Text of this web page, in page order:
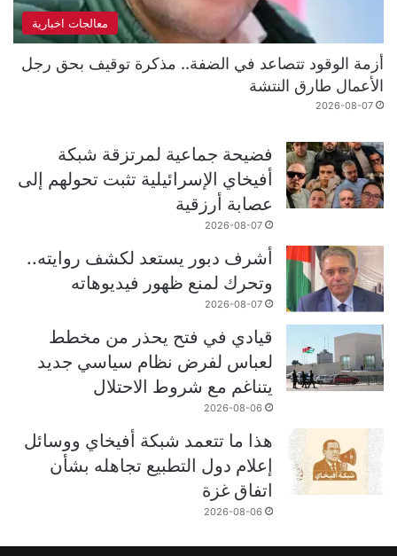
معالجات اخبارية
أزمة الوقود تتصاعد في الضفة.. مذكرة توقيف بحق رجل
الأعمال طارق النتشة
2026-08-07
فضيحة جماعية لمرتزقة شبكة
أفيخاي الإسرائيلية تثبت تحولهم إلى
عصابة أرزقية
2026-08-07
أشرف دبور يستعد لكشف روايته..
وتحرك لمنع ظهور فيديوهاته
2026-08-07
قيادي في فتح يحذر من مخطط
لعباس لفرض نظام سياسي جديد
يتناغم مع شروط الاحتلال
2026-08-06
هذا ما تتعمد شبكة أفيخاي ووسائل
إعلام دول التطبيع تجاهله بشأن
اتفاق غزة
2026-08-06